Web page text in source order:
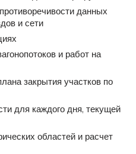
данных
и сети
и работ на
закрытия участков по
для каждого дня, текущей
областей и расчет